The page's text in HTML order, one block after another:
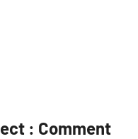
: Comment